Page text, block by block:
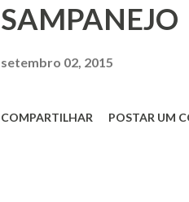
SAMPANEJO
setembro 02, 2015
COMPARTILHAR POSTAR UM